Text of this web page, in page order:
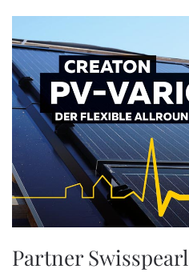
Partner Swisspearl